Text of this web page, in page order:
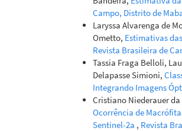
Campo, Distrito de
Laryssa Alvarenga de
Ometto, Estimativas
Revista Brasileira de
Tassia Fraga Belloli,
Delapasse Simioni,
Integrando Imagens
Cristiano Niederauer
Ocorrência de
Sentinel-2a , Revista